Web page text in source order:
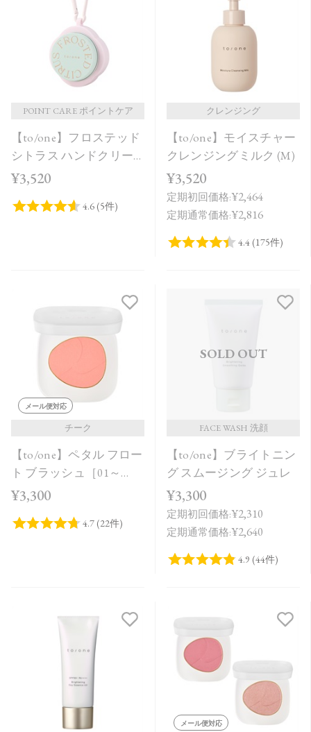
POINT CARE ポイントケア
【to/one】フロステッド
シトラス ハンドクリー
ム＜限定品＞
¥3,520
クレンジング
【to/one】モイスチャー
クレンジングミルク (M)
¥3,520
定期初回価格:¥2,464
定期通常価格:¥2,816
メール便対応
チーク
【to/one】ペタル フロー
ト ブラッシュ［01～
03］
¥3,300
SOLD OUT
FACE WASH 洗顔
【to/one】ブライトニン
グ スムージング ジュレ
¥3,300
定期初回価格:¥2,310
定期通常価格:¥2,640
メール便対応